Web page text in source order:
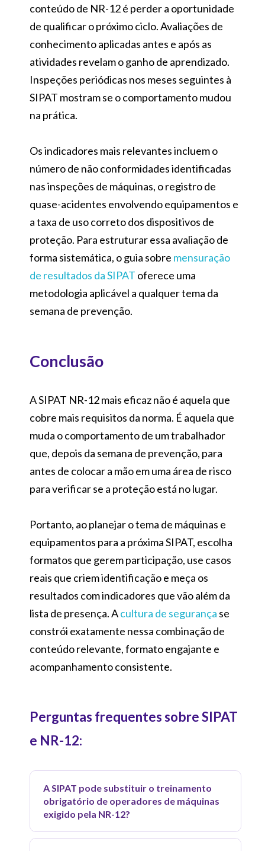
conteúdo de NR-12 é perder a oportunidade
de qualificar o próximo ciclo. Avaliações de
conhecimento aplicadas antes e após as
atividades revelam o ganho de aprendizado.
Inspeções periódicas nos meses seguintes à
SIPAT mostram se o comportamento mudou
na prática.
Os indicadores mais relevantes incluem o
número de não conformidades identificadas
nas inspeções de máquinas, o registro de
quase-acidentes envolvendo equipamentos e
a taxa de uso correto dos dispositivos de
proteção. Para estruturar essa avaliação de
forma sistemática, o guia sobre mensuração
de resultados da SIPAT oferece uma
metodologia aplicável a qualquer tema da
semana de prevenção.
Conclusão
A SIPAT NR-12 mais eficaz não é aquela que
cobre mais requisitos da norma. É aquela que
muda o comportamento de um trabalhador
que, depois da semana de prevenção, para
antes de colocar a mão em uma área de risco
para verificar se a proteção está no lugar.
Portanto, ao planejar o tema de máquinas e
equipamentos para a próxima SIPAT, escolha
formatos que gerem participação, use casos
reais que criem identificação e meça os
resultados com indicadores que vão além da
lista de presença. Acultura de segurança se
constrói exatamente nessa combinação de
conteúdo relevante, formato engajante e
acompanhamento consistente.
Perguntas frequentes sobre SIPAT
e NR-12:
A SIPAT pode substituir o treinamento
obrigatório de operadores de máquinas
exigido pela NR-12?
Não. A NR-12 exige capacitação